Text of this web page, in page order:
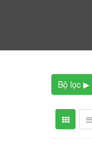
Bộ lọc ▶